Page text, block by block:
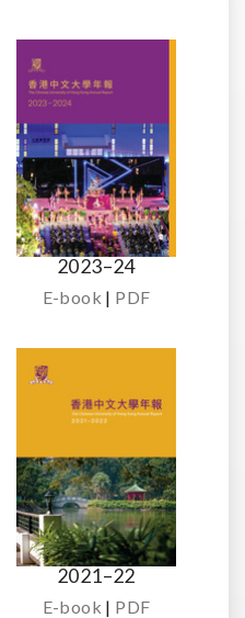
2023–24
E-book | PDF
2021–22
E-book | PDF